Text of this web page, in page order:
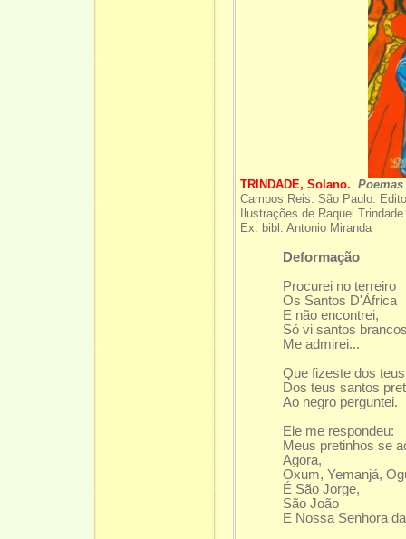
TRINDADE, Solano.
Campos Reis. São Paulo:
Ilustrações de Raquel
Ex. bibl. Antonio Miranda
Deformação
Procurei no terreiro
Os Santos D'África
E não encontrei,
Só vi santos
Me admirei...
Que fizeste dos
Dos teus santos
Ao negro perguntei.
Ele me respondeu:
Meus pretinhos se
Agora,
Oxum, Yemanjá,
É São Jorge,
São João
E Nossa Senhora